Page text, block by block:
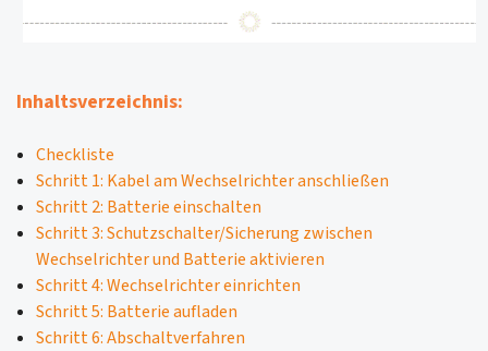
Inhaltsverzeichnis:
Checkliste
Schritt 1: Kabel am Wechselrichter anschließen
Schritt 2: Batterie einschalten
Schritt 3: Schutzschalter/Sicherung zwischen
Wechselrichter und Batterie aktivieren
Schritt 4: Wechselrichter einrichten
Schritt 5: Batterie aufladen
Schritt 6: Abschaltverfahren